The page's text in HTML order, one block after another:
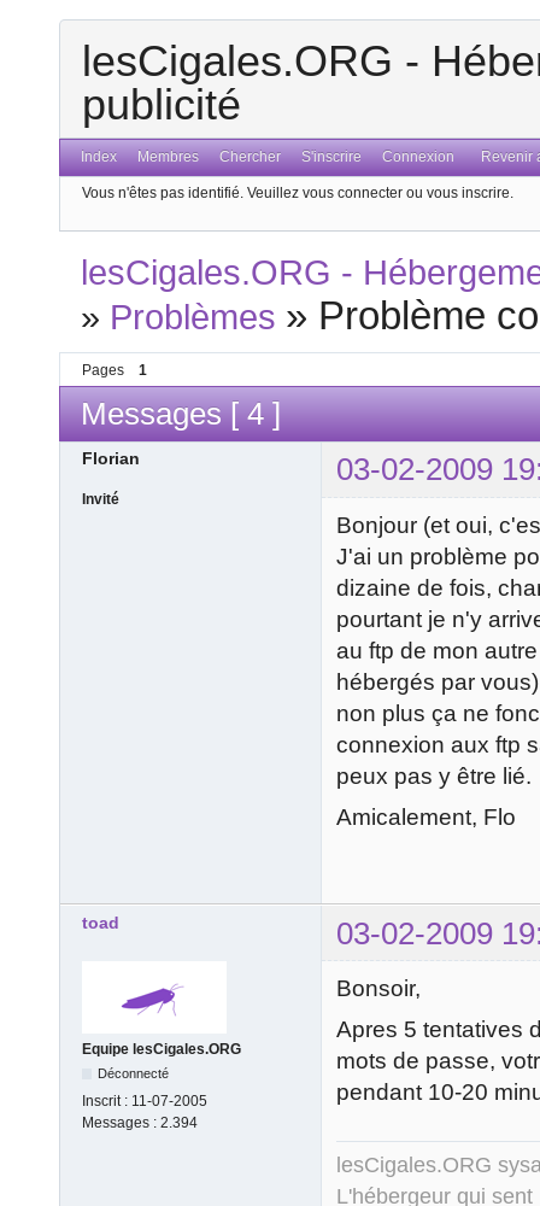
lesCigales.ORG -
publicité
Index Membres Chercher S'inscrire Connexion Revenir
Vous n'êtes pas identifié. Veuillez vous connecter ou vous inscrire.
lesCigales.ORG -
» Problèmes » Problème
Pages 1
Messages [ 4 ]
Florian 03-02-2009
Invité
Bonjour (et oui,
J'ai un problème
dizaine de fois,
pourtant je n'y
au ftp de mon
hébergés par
non plus ça ne
connexion aux ftp
peux pas y être lié.
Amicalement, Flo
toad 03-02-2009
Equipe lesCigales.ORG
Déconnecté
Inscrit : 11-07-2005
Messages : 2.394
Bonsoir,
Apres 5 tentatives
mots de passe,
pendant 10-20
lesCigales.ORG
L'hébergeur qui